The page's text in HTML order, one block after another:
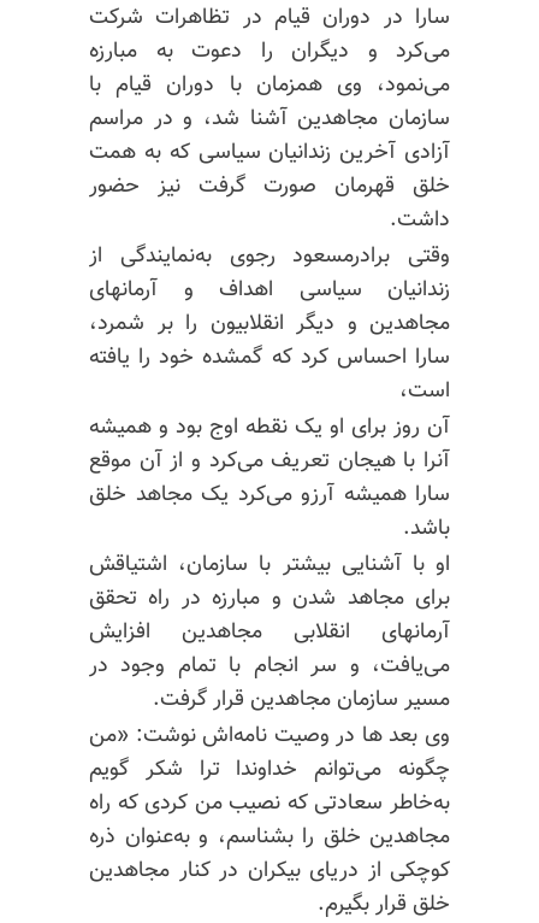
سارا در دوران قیام در تظاهرات شرکت
می‌کرد و دیگران را دعوت به مبارزه
می‌نمود، وی همزمان با دوران قیام با
سازمان مجاهدین آشنا شد، و در مراسم
آزادی آخرین زندانیان سیاسی که به همت
خلق قهرمان صورت گرفت نیز حضور
داشت.
وقتی برادرمسعود رجوی به‌نمایندگی از
زندانیان سیاسی اهداف و آرمانهای
مجاهدین و دیگر انقلابیون را بر شمرد،
سارا احساس کرد که گمشده خود را یافته
است،
آن روز برای او یک نقطه اوج بود و همیشه
آنرا با هیجان تعریف می‌کرد و از آن موقع
سارا همیشه آرزو می‌کرد یک مجاهد خلق
باشد.
او با آشنایی بیشتر با سازمان، اشتیاقش
برای مجاهد شدن و مبارزه در راه تحقق
آرمانهای انقلابی مجاهدین افزایش
می‌یافت، و سر انجام با تمام وجود در
مسیر سازمان مجاهدین قرار گرفت.
وی بعد ها در وصیت نامه‌اش نوشت: «من
چگونه می‌توانم خداوندا ترا شکر گویم
به‌خاطر سعادتی که نصیب من کردی که راه
مجاهدین خلق را بشناسم، و به‌عنوان ذره
کوچکی از دریای بیکران در کنار مجاهدین
خلق قرار بگیرم.